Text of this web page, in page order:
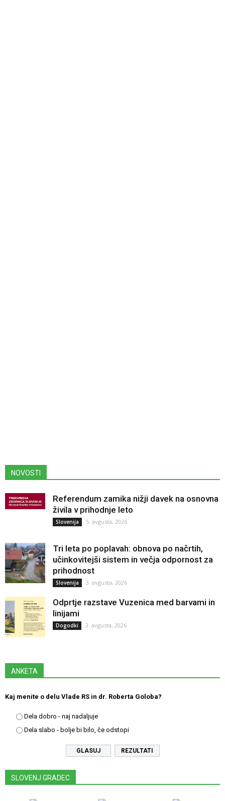
NOVOSTI
Referendum zamika nižji davek na osnovna
živila v prihodnje leto
Slovenija 5. avgusta, 2026
Tri leta po poplavah: obnova po načrtih,
učinkovitejši sistem in večja odpornost za
prihodnost
Slovenija 3. avgusta, 2026
Odprtje razstave Vuzenica med barvami in
linijami
Dogodki 3. avgusta, 2026
ANKETA
Kaj menite o delu Vlade RS in dr. Roberta Goloba?
Dela dobro - naj nadaljuje
Dela slabo - bolje bi bilo, če odstopi
REZULTATI
SLOVENJ GRADEC